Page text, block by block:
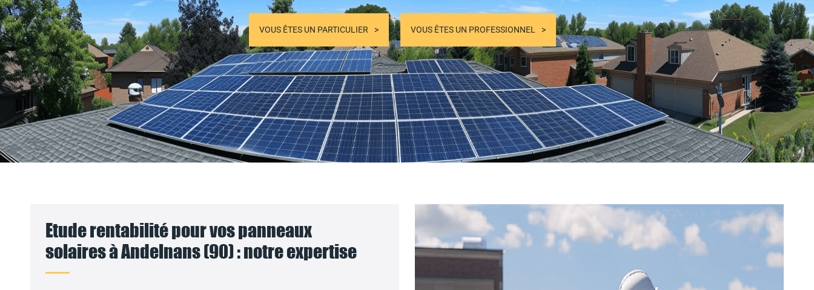
VOUS ÊTES UN PARTICULIER VOUS ÊTES UN PROFESSIONNEL
Etude rentabilité pour vos panneaux
solaires à Andelnans (90) : notre expertise